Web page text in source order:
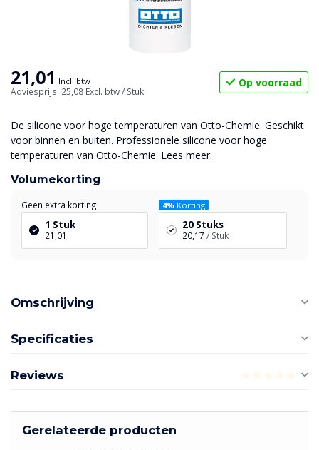
21,01 Incl. btw
Adviesprijs: 25,08 Excl. btw/ Stuk
Op voorraad
De silicone voor hoge temperaturen van Otto-Chemie. Geschikt
voor binnen en buiten. Professionele silicone voor hoge
temperaturen van Otto-Chemie. Lees meer.
Volumekorting
Geen extra korting
1 Stuk
21,01
4%Korting
20 Stuks
20,17 / Stuk
Omschrijving
Specificaties
Reviews
Gerelateerde producten